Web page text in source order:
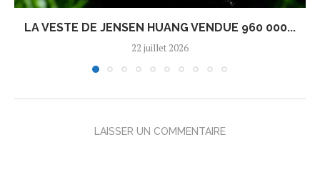
LA VESTE DE JENSEN HUANG VENDUE 960 000...
22 juillet 2026
LAISSER UN COMMENTAIRE